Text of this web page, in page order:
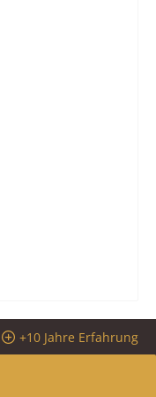
+10 Jahre Erfahrung